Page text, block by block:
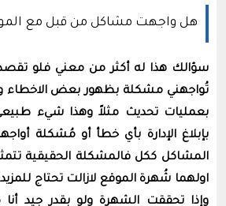
هل واجهت مشاكل من قبل مع
سؤالك هذا له أكثر من معني فلو تقصد
تُواجهني مشكلة بظهور بعض الاخطاء
بعمليات تحديث مثلاً وهذا شيء طبيعي
بإبلاغ الإدارة بأي خطأ أو مُشكلة
المشاكل ككل فالمشكلة الحقيقية
اولهما شُهرة الموقع لازالت تحتاج
وإذا تحققت الشهرة ولو بقدر جيد